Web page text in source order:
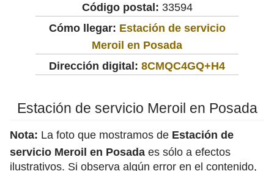
Código postal: 33594
Cómo llegar: Estación de servicio
Meroil en Posada
Dirección digital: 8CMQC4GQ+H4
Estación de servicio Meroil en Posada
Nota: La foto que mostramos de Estación de
servicio Meroil en Posada es sólo a efectos
ilustrativos. Si observa algún error en el contenido,